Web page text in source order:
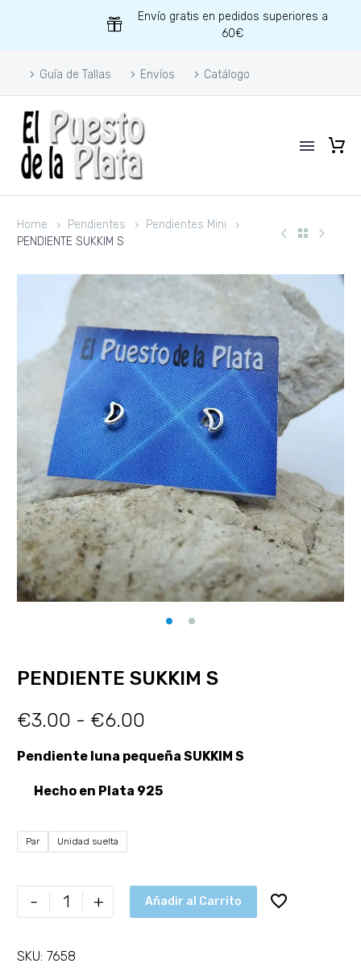
Envío gratis en pedidos superiores a
60€
Guía de Tallas Envíos Catálogo
Home Pendientes
Pendientes Mini
PENDIENTE SUKKIM S
PENDIENTE SUKKIM S
€3.00 - €6.00
Pendiente luna pequeña SUKKIM S
Hecho en Plata 925
Par Unidad suelta
- + Añadir al Carrito
SKU: 7658